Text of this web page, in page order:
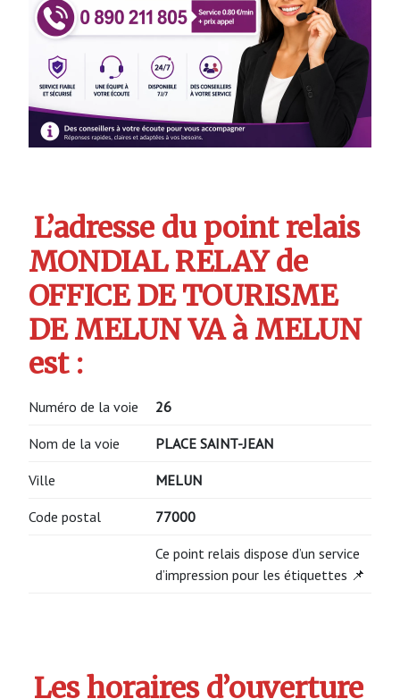
L’adresse du point relais
MONDIAL RELAY de
OFFICE DE TOURISME
DE MELUN VA à MELUN
est :
Numéro de la voie 26
Nom de la voie PLACE SAINT-JEAN
Ville MELUN
Code postal 77000
Ce point relais dispose d’un service
d’impression pour les étiquettes 📌
Les horaires d’ouverture